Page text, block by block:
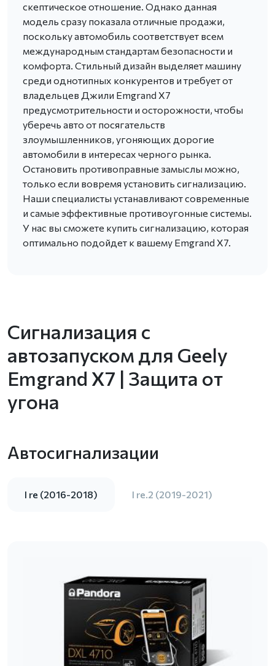
скептическое отношение. Однако данная
модель сразу показала отличные продажи,
поскольку автомобиль соответствует всем
международным стандартам безопасности и
комфорта. Стильный дизайн выделяет машину
среди однотипных конкурентов и требует от
владельцев Джили Emgrand X7
предусмотрительности и осторожности, чтобы
уберечь авто от посягательств
злоумышленников, угоняющих дорогие
автомобили в интересах черного рынка.
Остановить противоправные замыслы можно,
только если вовремя установить сигнализацию.
Наши специалисты устанавливают современные
и самые эффективные противоугонные системы.
У нас вы сможете купить сигнализацию, которая
оптимально подойдет к вашему Emgrand X7.
Сигнализация с
автозапуском для Geely
Emgrand X7 | Защита от
угона
Автосигнализации
I re (2016-2018) I re.2 (2019-2021)